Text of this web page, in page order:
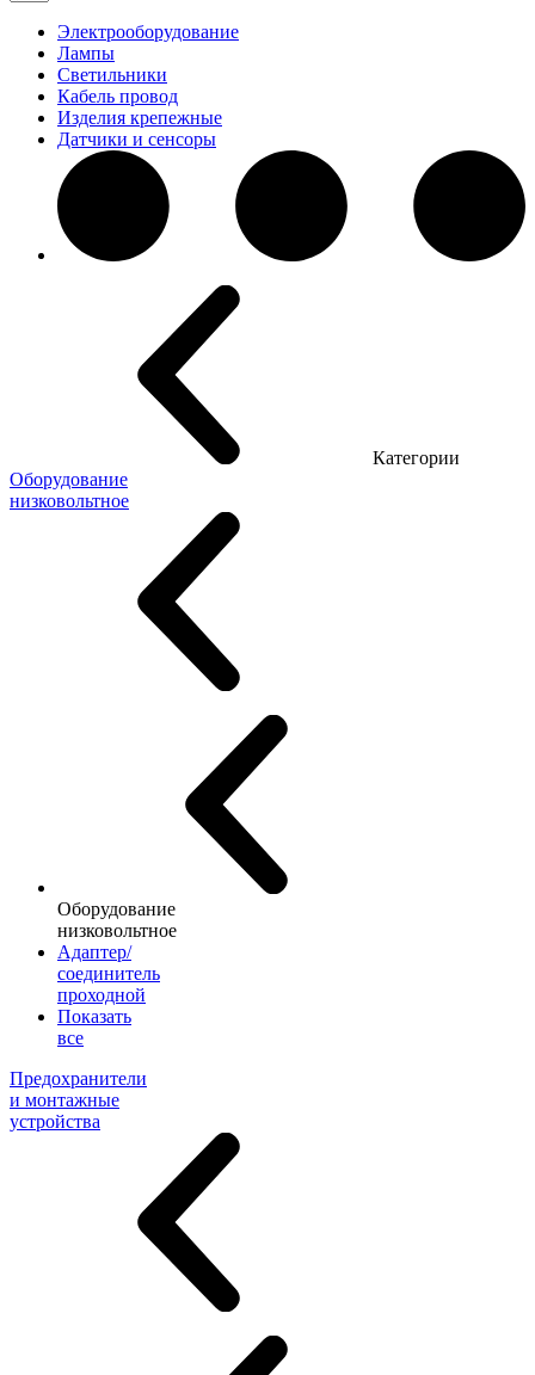
Электрооборудование
Лампы
Светильники
Кабель провод
Изделия крепежные
Датчики и сенсоры
Категории
Оборудование
низковольтное
Оборудование
низковольтное
Адаптер/
соединитель
проходной
Показать
все
Предохранители
и монтажные
устройства